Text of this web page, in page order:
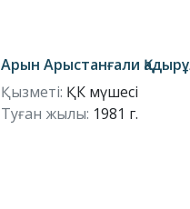
Арын Арыстанғали
Қызметі: ҚК мүшесі
Туған жылы: 1981 г.